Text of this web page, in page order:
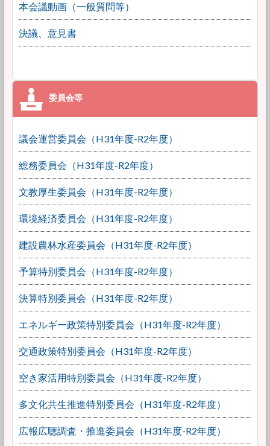
本会議動画（一般質問等）
決議、意見書
議会運営委員会（H31年度-R2年度）
総務委員会（H31年度-R2年度）
文教厚生委員会（H31年度-R2年度）
環境経済委員会（H31年度-R2年度）
建設農林水産委員会（H31年度-R2年度）
予算特別委員会（H31年度-R2年度）
決算特別委員会（H31年度-R2年度）
エネルギー政策特別委員会（H31年度-R2年度）
交通政策特別委員会（H31年度-R2年度）
空き家活用特別委員会（H31年度-R2年度）
多文化共生推進特別委員会（H31年度-R2年度）
広報広聴調査・推進委員会（H31年度-R2年度）